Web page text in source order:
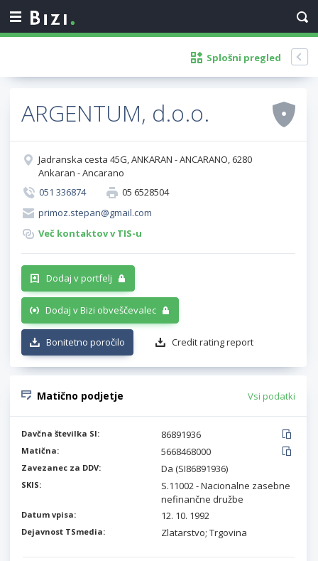
Splošni pregled
ARGENTUM, d.o.o.
Jadranska cesta 45G, ANKARAN - ANCARANO, 6280
Ankaran - Ancarano
051 336874
05 6528504
primoz.stepan@gmail.com
Več kontaktov v TIS-u
Dodaj v portfelj
Dodaj v Bizi obveščevalec
Bonitetno poročilo Credit rating report
Matično podjetje Vsi podatki
Davčna številka SI: 86891936
Matična: 5668468000
Zavezanec za DDV: Da (SI86891936)
SKIS:
S.11002 - Nacionalne zasebne
nefinančne družbe
Datum vpisa: 12. 10. 1992
Dejavnost TSmedia: Zlatarstvo; Trgovina